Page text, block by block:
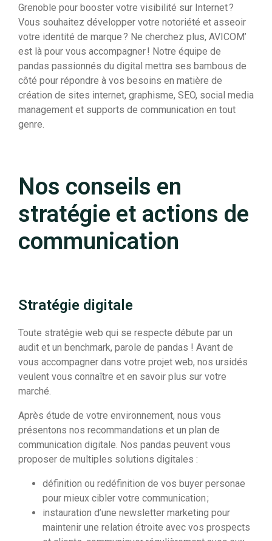
Grenoble pour booster votre visibilité sur Internet ?
Vous souhaitez développer votre notoriété et asseoir
votre identité de marque ? Ne cherchez plus, AVICOM’
est là pour vous accompagner ! Notre équipe de
pandas passionnés du digital mettra ses bambous de
côté pour répondre à vos besoins en matière de
création de sites internet, graphisme, SEO, social media
management et supports de communication en tout
genre.
Nos conseils en
stratégie et actions de
communication
Stratégie digitale
Toute stratégie web qui se respecte débute par un
audit et un benchmark, parole de pandas ! Avant de
vous accompagner dans votre projet web, nos ursidés
veulent vous connaître et en savoir plus sur votre
marché.
Après étude de votre environnement, nous vous
présentons nos recommandations et un plan de
communication digitale. Nos pandas peuvent vous
proposer de multiples solutions digitales :
définition ou redéfinition de vos buyer personae
pour mieux cibler votre communication ;
instauration d’une newsletter marketing pour
maintenir une relation étroite avec vos prospects